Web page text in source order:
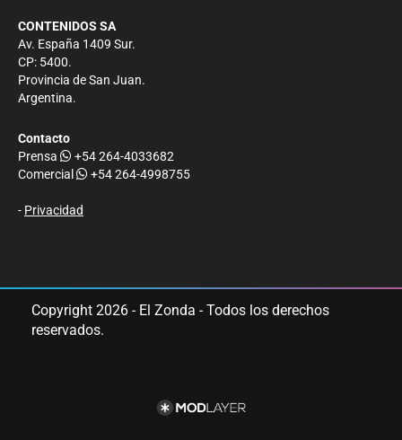
CONTENIDOS SA
Av. España 1409 Sur.
CP: 5400.
Provincia de San Juan.
Argentina.
Contacto
Prensa
+54 264-4033682
Comercial
+54 264-4998755
- Privacidad
Copyright 2026 - El Zonda - Todos los derechos
reservados.